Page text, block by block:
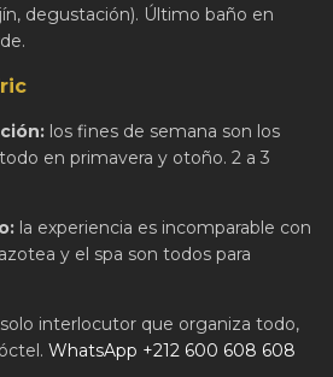
degustación). Último baño en
los fines de semana son los
en primavera y otoño. 2 a 3
la experiencia es incomparable con
y el spa son todos para
interlocutor que organiza todo,
WhatsApp +212 600 608 608